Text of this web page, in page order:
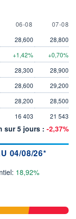
6 AUGUST
06-08 7
07-08
28,600
28,800
+1,42%
+0,70%
28,300
28,900
28,600
29,200
28,200
28,500
16 403 21 543
sur 5 jours : -2,37%
04/08/26*
18,92%